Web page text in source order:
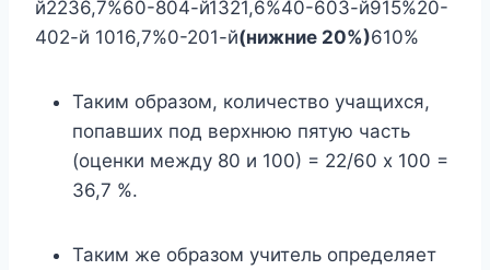
й2236,7%60-804-й1321,6%40-603-й915%20-
402-й 1016,7%0-201-й(нижние 20%)610%
Таким образом, количество учащихся,
попавших под верхнюю пятую часть
(оценки между 80 и 100) = 22/60 х 100 =
36,7 %.
Таким же образом учитель определяет